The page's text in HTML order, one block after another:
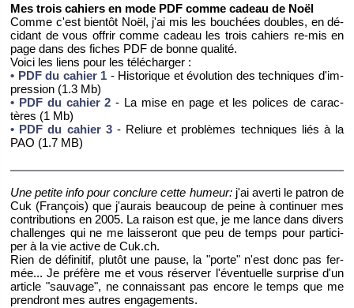
Mes trois ca­hiers en mode PDF comme ca­deau de Noël
Comme c'est bien­tôt Noël, j'ai mis les bou­chées doubles, en dé­
ci­dant de vous of­frir comme ca­deau les trois ca­hiers re-mis en
page dans des fiches PDF de bonne qua­lité.
Voici les liens pour les té­lé­char­ger :
• PDF du ca­hier 1 - His­to­rique et évo­lu­tion des tech­niques d'im­
pres­sion (1.3 Mb)
• PDF du ca­hier 2 - La mise en page et les po­lices de ca­rac­
tères (1 Mb)
• PDF du ca­hier 3- Re­liure et pro­blèmes tech­niques liés à la
PAO (1.7 MB)
Une pe­tite info pour conclure cette hu­meur:j'ai averti le pa­tron de
Cuk (Fran­çois) que j'au­rais beau­coup de peine à conti­nuer mes
contri­bu­tions en 2005. La rai­son est que, je me lance dans di­vers
chal­lenges qui ne me lais­se­ront que peu de temps pour par­ti­ci­
per à la vie ac­tive de Cuk.​ch.
Rien de dé­fi­ni­tif, plu­tôt une pause, la "porte" n'est donc pas fer­
mée... Je pré­fère me et vous ré­ser­ver l'éven­tuelle sur­prise d'un
ar­ticle "sau­vage", ne connais­sant pas en­core le temps que me
pren­dront mes autres en­ga­ge­ments.